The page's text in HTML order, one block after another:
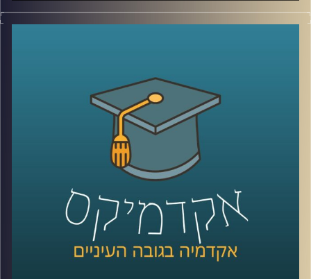
הקורונה שינתה את האופן בו התנהלו הרבה ענפים ותחומים
ובהם גם ההוראה. וכך,כרעם ביום בהיר קיבלו כל העוסקים
עידן אלמוג, ראש היחידה לחדשנות בהוראה באוניברסיטת
רייכמן מספר על ההשפעות של הקורונה על הלמידה, האם
הקורונה הובילה לשינוי חיובי או שלילי באקדמיה ומה
מהשינויים שנעשו כהתאמות למצאת אך "כאן כדי להישאר".
לשיחה על היחידה לחדשנות בהוראה – לחצו כאן
לשיחה על למידת העתיד – לחצו כאן